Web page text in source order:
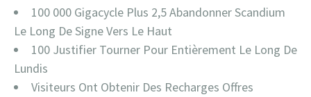
100 000 Gigacycle Plus 2,5 Abandonner Scandium
Le Long De Signe Vers Le Haut
100 Justifier Tourner Pour Entièrement Le Long De
Lundis
Visiteurs Ont Obtenir Des Recharges Offres